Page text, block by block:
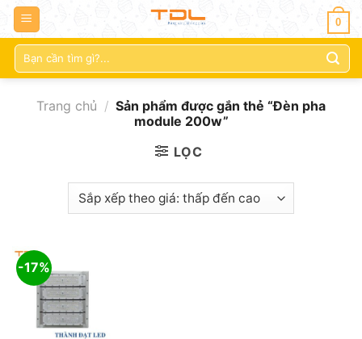
0
Tìm
kiếm:
Trang chủ / Sản phẩm được gắn thẻ “Đèn pha
module 200w”
LỌC
-17%